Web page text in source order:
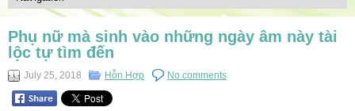
Phụ nữ mà sinh vào những ngày âm này tài
lộc tự tìm đến
July 25, 2018 Hỗn Hợp No comments